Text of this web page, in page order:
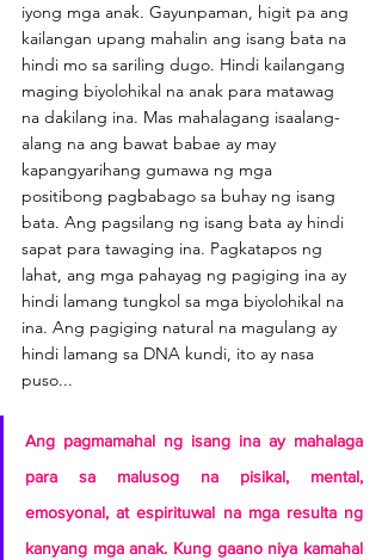
iyong mga anak. Gayunpaman, higit pa ang
kailangan upang mahalin ang isang bata na
hindi mo sa sariling dugo. Hindi kailangang
maging biyolohikal na anak para matawag
na dakilang ina. Mas mahalagang isaalang-
alang na ang bawat babae ay may
kapangyarihang gumawa ng mga
positibong pagbabago sa buhay ng isang
bata. Ang pagsilang ng isang bata ay hindi
sapat para tawaging ina. Pagkatapos ng
lahat, ang mga pahayag ng pagiging ina ay
hindi lamang tungkol sa mga biyolohikal na
ina. Ang pagiging natural na magulang ay
hindi lamang sa DNA kundi, ito ay nasa
puso...
Ang pagmamahal ng isang ina ay mahalaga
para sa malusog na pisikal, mental,
emosyonal, at espirituwal na mga resulta ng
kanyang mga anak. Kung gaano niya kamahal